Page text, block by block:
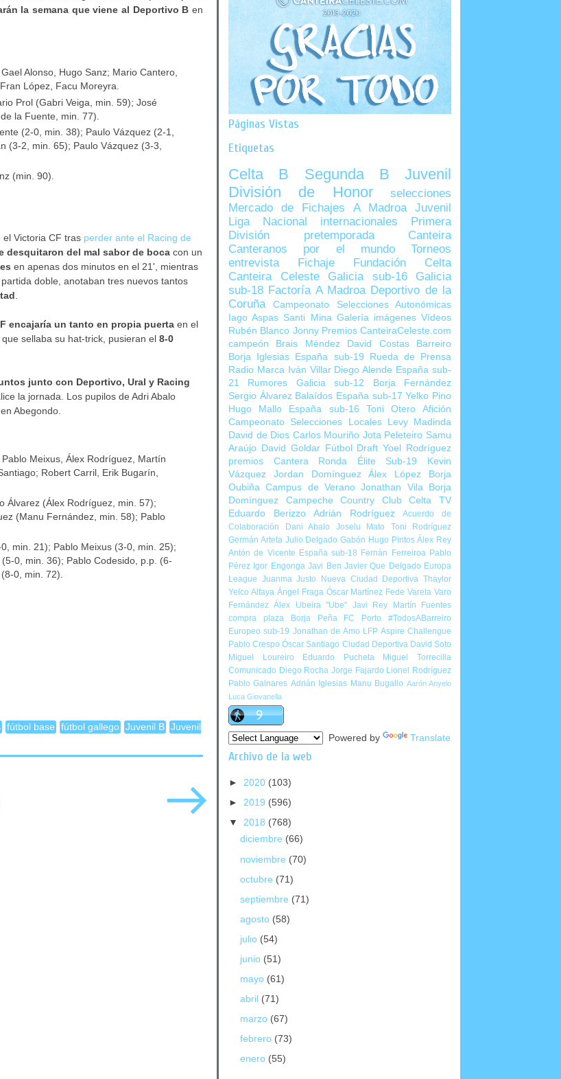
la semana que viene al Deportivo B en
Alonso, Hugo Sanz; Mario Cantero,
López, Facu Moreyra.
Prol (Gabri Veiga, min. 59); José
la Fuente, min. 77).
(2-0, min. 38); Paulo Vázquez (2-1,
(3-2, min. 65); Paulo Vázquez (3-3,
(min. 90).
Victoria CF tras perder ante el Racing de
desquitaron del mal sabor de boca con un
en apenas dos minutos en el 21', mientras
partida doble, anotaban tres nuevos tantos
encajaría un tanto en propia puerta en el
, que sellaba su hat-trick, pusieran el 8-0
junto con Deportivo, Ural y Racing
la jornada. Los pupilos de Adri Abalo
en Abegondo.
Meixus, Álex Rodríguez, Martín
Robert Carril, Erik Bugarín,
Álvarez (Álex Rodríguez, min. 57);
(Manu Fernández, min. 58); Pablo
min. 21); Pablo Meixus (3-0, min. 25);
0, min. 36); Pablo Codesido, p.p. (6-
0, min. 72).
fútbol base fútbol gallego Juvenil B Juvenil
Páginas Vistas
Etiquetas
Celta B Segunda B
Juvenil
División de Honor
selecciones
Mercado de Fichajes
A Madroa
Juvenil
Liga Nacional
internacionales
Primera
División
pretemporada
Canteira
Canteranos por el mundo
Torneos
entrevista
Fichaje
Fundación Celta
Canteira Celeste
Galicia sub-16
Galicia
sub-18 Factoría A Madroa Deportivo de la
Coruña
Campeonato Selecciones Autonómicas
Iago Aspas Santi Mina Galería imágenes Vídeos
Rubén Blanco Jonny Premios CanteiraCeleste.com
campeón
Brais Méndez David Costas
Barreiro
Borja Iglesias
España sub-19
Rueda de Prensa
Radio Marca
Iván Villar Diego Alende España sub-
21
Rumores Galicia sub-12
Borja Fernández
Sergio Álvarez Balaídos España sub-17 Yelko Pino
Hugo Mallo
España sub-16 Toni Otero
Afición
Campeonato Selecciones Locales
Levy Madinda
David de Dios Carlos Mouriño Jota Peleteiro Samu
Araújo David Goldar Fútbol Draft Yoel Rodríguez
premios Cantera
Ronda Élite Sub-19
Kevin
Vázquez
Jordan Domínguez Álex López
Borja
Oubiña Campus de Verano Jonathan Vila
Borja
Domínguez
Campeche Country Club
Celta TV
Eduardo Berizzo
Adrián Rodríguez
Acuerdo de
Colaboración
Dani Abalo Joselu Mato
Toni Rodríguez
Germán Arteta Julio Delgado Gabón Hugo Pintos Álex Rey
Antón de Vicente España sub-18 Fernán Ferreiroa Pablo
Pérez Igor Engonga Javi Ben Javier Que Delgado Europa
League Juanma Justo Nueva Ciudad Deportiva Thaylor
Yelco Alfaya Ángel Fraga Óscar Martínez Fede Varela Varo
Fernández Álex Ubeira "Ube" Javi Rey
Martín Fuentes
compra plaza
Borja Peña FC Porto
#TodosABarreiro
Europeo sub-19 Jonathan de Amo LFP Aspire Challengue
Pablo Crespo Óscar Santiago Ciudad Deportiva David Soto
Miguel Loureiro
Eduardo Pucheta
Miguel Torrecilla
Comunicado Diego Rocha Jorge Fajardo Lionel Rodríguez
Pablo Galnares Adrián Iglesias Manu Bugallo Aarón Anyelo
Luca Giovanella
Powered by Translate
Archivo de la web
► 2020 (103)
► 2019 (596)
▼ 2018 (768)
diciembre (66)
noviembre (70)
octubre (71)
septiembre (71)
agosto (58)
julio (54)
junio (51)
mayo (61)
abril (71)
marzo (67)
febrero (73)
enero (55)